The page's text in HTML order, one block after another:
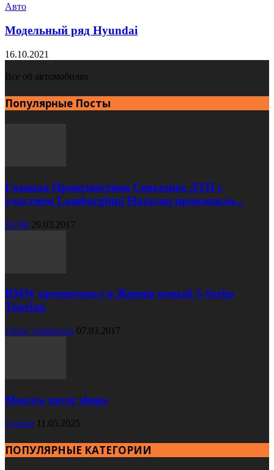
Авто
Модельный ряд Hyundai
16.10.2021
Все об автомобилях
Популярные Посты
Главная Происшествия Серьезное ДТП с
участием Lamborghini Huracan произошло...
XC90 29.03.2017
BMW презентовал в Женеве новый 5-Series
Touring
Cruze универсал 07.03.2017
Moscow never sleeps
Статьи 11.05.2025
ПОПУЛЯРНЫЕ КАТЕГОРИИ